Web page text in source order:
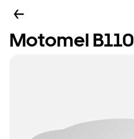
Motomel B110